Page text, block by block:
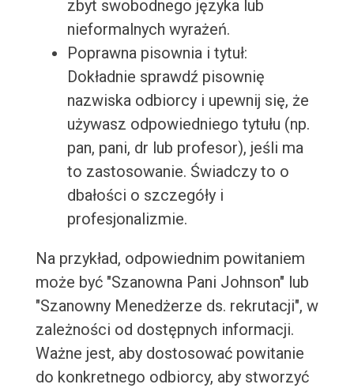
zbyt swobodnego języka lub
nieformalnych wyrażeń.
Poprawna pisownia i tytuł:
Dokładnie sprawdź pisownię
nazwiska odbiorcy i upewnij się, że
używasz odpowiedniego tytułu (np.
pan, pani, dr lub profesor), jeśli ma
to zastosowanie. Świadczy to o
dbałości o szczegóły i
profesjonalizmie.
Na przykład, odpowiednim powitaniem
może być "Szanowna Pani Johnson" lub
"Szanowny Menedżerze ds. rekrutacji", w
zależności od dostępnych informacji.
Ważne jest, aby dostosować powitanie
do konkretnego odbiorcy, aby stworzyć